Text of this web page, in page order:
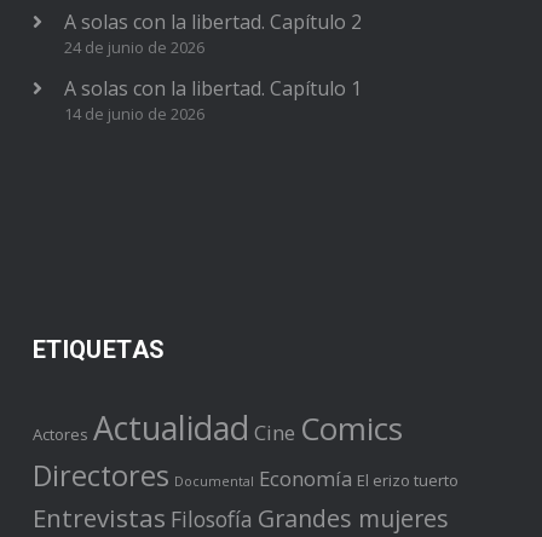
A solas con la libertad. Capítulo 2
24 de junio de 2026
A solas con la libertad. Capítulo 1
14 de junio de 2026
ETIQUETAS
Actores Actualidad Cine Comics
Directores Documental Economía El erizo tuerto
Entrevistas Filosofía Grandes mujeres